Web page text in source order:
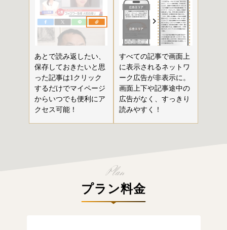
あとで読み返したい、
保存しておきたいと思
った記事は1クリック
するだけでマイページ
からいつでも便利にア
クセス可能！
すべての記事で画面上
に表示されるネットワ
ーク広告が非表示に。
画面上下や記事途中の
広告がなく、すっきり
読みやすく！
プラン料金